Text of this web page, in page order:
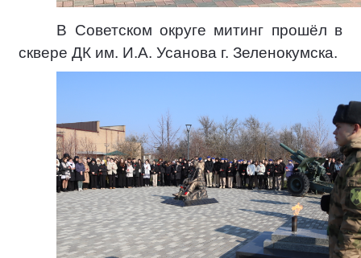
В Советском округе митинг прошёл в
сквере ДК им. И.А. Усанова г. Зеленокумска.